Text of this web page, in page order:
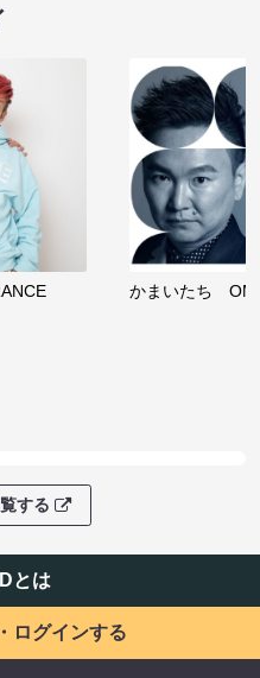
かまいたち
する
とは
ログインする